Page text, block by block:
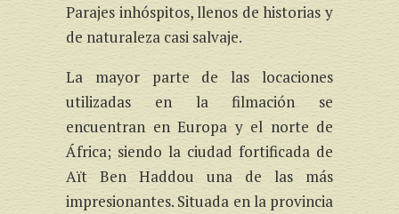
Parajes inhóspitos, llenos de historias y
de naturaleza casi salvaje.
La mayor parte de las locaciones
utilizadas en la filmación se
encuentran en Europa y el norte de
África; siendo la ciudad fortificada de
Aït Ben Haddou una de las más
impresionantes. Situada en la provincia